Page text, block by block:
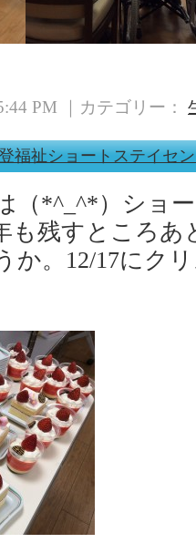
PM ｜カテゴリー：
福祉ショートステイセ
（*^_^*）ショ
も残すところ
か。12/17にク